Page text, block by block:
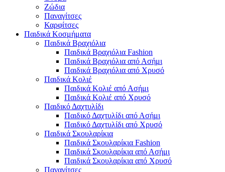
Ζώδια
Παναγίτσες
Καρφίτσες
Παιδικά Κοσμήματα
Παιδικά Βραχιόλια
Παιδικά Βραχιόλια Fashion
Παιδικά Βραχιόλια από Ασήμι
Παιδικά Βραχιόλια από Χρυσό
Παιδικά Κολιέ
Παιδικά Κολιέ από Ασήμι
Παιδικά Κολιέ από Χρυσό
Παιδικό Δαχτυλίδι
Παιδικό Δαχτυλίδι από Ασήμι
Παιδικό Δαχτυλίδι από Χρυσό
Παιδικά Σκουλαρίκια
Παιδικά Σκουλαρίκια Fashion
Παιδικά Σκουλαρίκια από Ασήμι
Παιδικά Σκουλαρίκια από Χρυσό
Παναγίτσες